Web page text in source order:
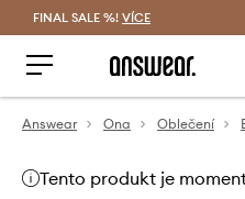
FINAL SALE %! VÍCE
Answear Ona Oblečení
Tento produkt je